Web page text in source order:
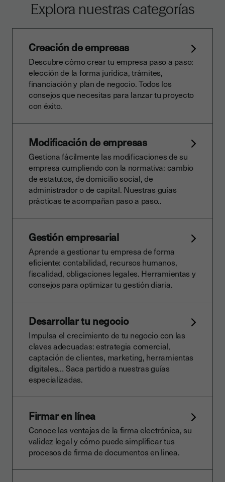
Explora nuestras categorías
Creación de empresas
Descubre cómo crear tu empresa paso a paso:
elección de la forma jurídica, trámites,
financiación y plan de negocio. Todos los
consejos que necesitas para lanzar tu proyecto
con éxito.
Modificación de empresas
Gestiona fácilmente las modificaciones de su
empresa cumpliendo con la normativa: cambio
de estatutos, de domicilio social, de
administrador o de capital. Nuestras guías
prácticas te acompañan paso a paso..
Gestión empresarial
Aprende a gestionar tu empresa de forma
eficiente: contabilidad, recursos humanos,
fiscalidad, obligaciones legales. Herramientas y
consejos para optimizar tu gestión diaria.
Desarrollar tu negocio
Impulsa el crecimiento de tu negocio con las
claves adecuadas: estrategia comercial,
captación de clientes, marketing, herramientas
digitales… Saca partido a nuestras guías
especializadas.
Firmar en línea
Conoce las ventajas de la firma electrónica, su
validez legal y cómo puede simplificar tus
procesos de firma de documentos en linea.